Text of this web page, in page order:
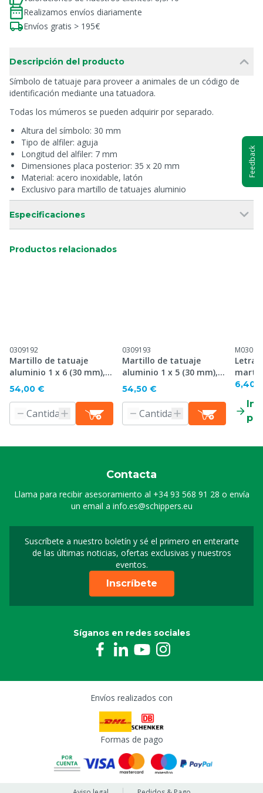
Realizamos envíos diariamente
Envíos gratis > 195€
Descripción del producto
Símbolo de tatuaje para proveer a animales de un código de
identificación mediante una tatuadora.
Todas los múmeros se pueden adquirir por separado.
Altura del símbolo: 30 mm
Tipo de alfiler: aguja
Longitud del alfiler: 7 mm
Dimensiones placa posterior: 35 x 20 mm
Material: acero inoxidable, latón
Exclusivo para martillo de tatuajes aluminio
Especificaciones
Productos relacionados
0309192
Martillo de tatuaje
aluminio 1 x 6 (30 mm),
35 mm placa
54,00 €
0309193
Martillo de tatuaje
aluminio 1 x 5 (30 mm),
35 mm placa
54,50 €
Letra
6,40
Contacta
Llama para recibir asesoramiento al +34 93 568 91 28 o envía
un email a info.es@schippers.eu
Suscríbete a nuestro boletín y sé el primero en enterarte
de las últimas noticias, ofertas exclusivas y nuestros
eventos.
Suscripción a nuestro
Inscríbete
Síganos en redes sociales
Envíos realizados con
Formas de pago
Feedback